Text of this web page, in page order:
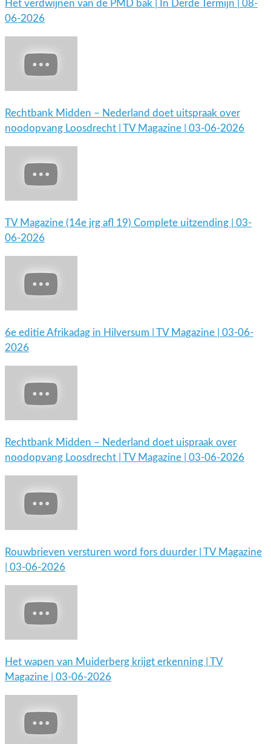
Het verdwijnen van de PMD bak | In Derde Termijn | 08-
06-2026
Rechtbank Midden – Nederland doet uitspraak over
noodopvang Loosdrecht | TV Magazine | 03-06-2026
TV Magazine (14e jrg afl 19) Complete uitzending | 03-
06-2026
6e editie Afrikadag in Hilversum | TV Magazine | 03-06-
2026
Rechtbank Midden – Nederland doet uispraak over
noodopvang Loosdrecht | TV Magazine | 03-06-2026
Rouwbrieven versturen word fors duurder | TV Magazine
| 03-06-2026
Het wapen van Muiderberg krijgt erkenning | TV
Magazine | 03-06-2026